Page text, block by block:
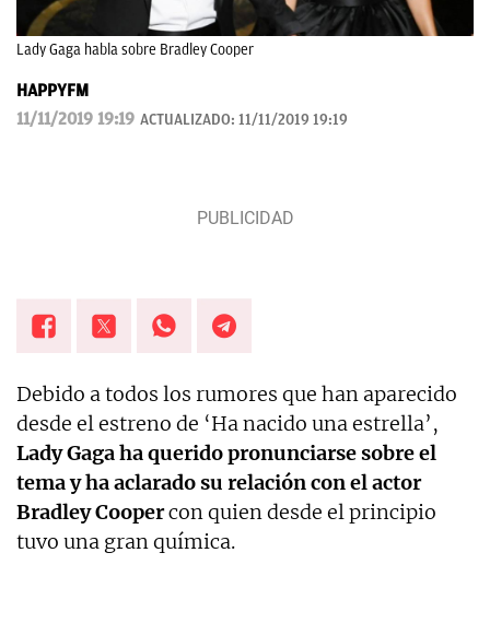
Lady Gaga habla sobre Bradley Cooper
HAPPYFM
11/11/2019 19:19 ACTUALIZADO: 11/11/2019 19:19
Debido a todos los rumores que han aparecido
desde el estreno de ‘Ha nacido una estrella’,
Lady Gaga ha querido pronunciarse sobre el
tema y ha aclarado su relación con el actor
Bradley Coopercon quien desde el principio
tuvo una gran química.